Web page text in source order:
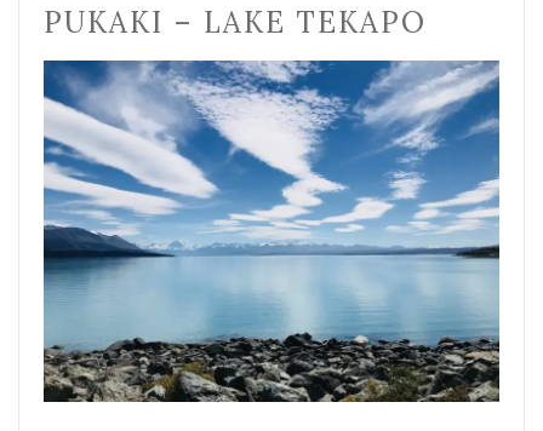
PUKAKI – LAKE TEKAPO